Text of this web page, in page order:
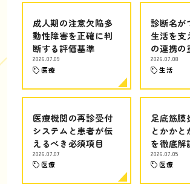
成人期の注意欠陥多
動性障害を正確に判
断する評価基準
2026.07.09
医療
診断名が
生活を支
の連携の
2026.07.08
生活
医療機関の再診受付
システムと患者が伝
えるべき必須項目
2026.07.07
医療
足底筋膜
とかかと
を徹底解
2026.07.05
医療